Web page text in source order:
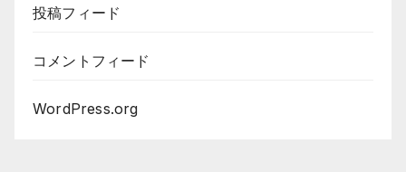
投稿フィード
コメントフィード
WordPress.org